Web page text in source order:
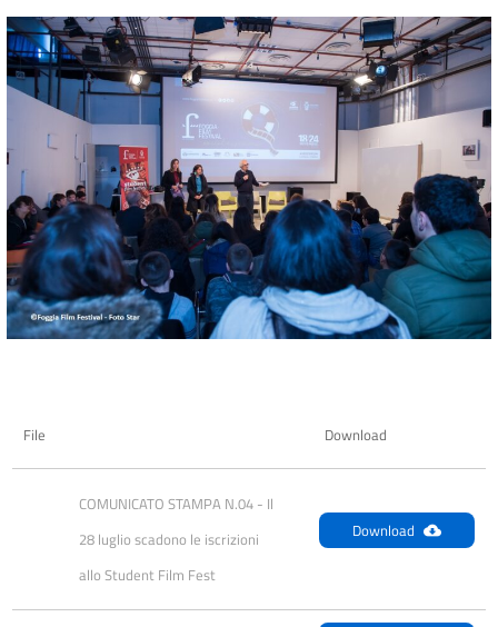
File Download
COMUNICATO STAMPA N.04 - Il
28 luglio scadono le iscrizioni
allo Student Film Fest
Download